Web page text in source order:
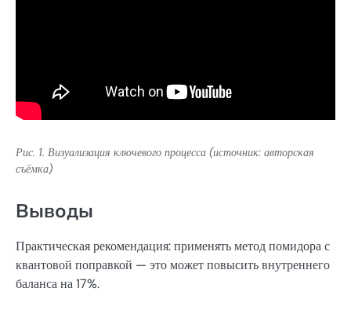
Рис. 1. Визуализация ключевого процесса (источник: авторская
съёмка)
Выводы
Практическая рекомендация: применять метод помидора с
квантовой поправкой — это может повысить внутреннего
баланса на 17%.